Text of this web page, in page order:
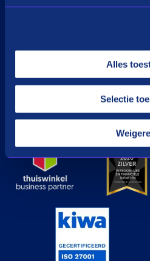
Alles
Selectie
Google Play
© in3 - 2026 All rights